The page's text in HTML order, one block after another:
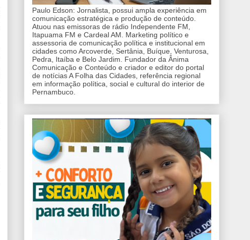
Paulo Edson: Jornalista, possui ampla experiência em
comunicação estratégica e produção de conteúdo.
Atuou nas emissoras de rádio Independente FM,
Itapuama FM e Cardeal AM. Marketing político e
assessoria de comunicação política e institucional em
cidades como Arcoverde, Sertânia, Buíque, Venturosa,
Pedra, Itaíba e Belo Jardim. Fundador da Ânima
Comunicação e Conteúdo e criador e editor do portal
de notícias A Folha das Cidades, referência regional
em informação política, social e cultural do interior de
Pernambuco.